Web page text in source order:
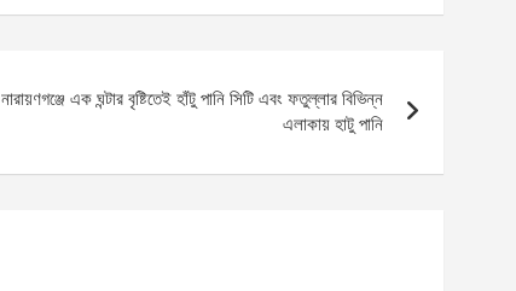
নারায়ণগঞ্জে এক ঘন্টার বৃষ্টিতেই হাঁটু পানি সিটি এবং ফতুল্লার বিভিন্ন
এলাকায় হাটু পানি